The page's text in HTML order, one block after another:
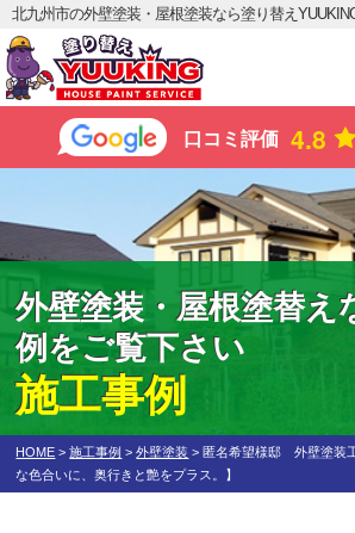
北九州市の外壁塗装・屋根塗装なら塗り替え
口コミ評価 4.8
外壁塗装・屋根塗替え
例をご覧下さい
施工事例
HOME >施工事例 >外壁塗装 >匿名希望様邸 外壁塗装
な色合いに、奥行きと艶をプラス。】